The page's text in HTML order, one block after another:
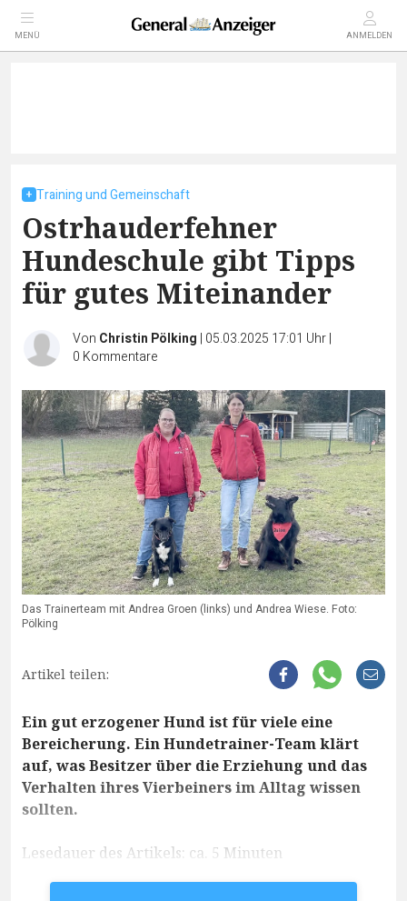
MENÜ ANMELDEN
Training und Gemeinschaft
Ostrhauderfehner
Hundeschule gibt Tipps
für gutes Miteinander
Von Christin Pölking | 05.03.2025 17:01 Uhr|
0 Kommentare
Das Trainerteam mit Andrea Groen (links) und Andrea Wiese. Foto:
Pölking
Artikel teilen:
Ein gut erzogener Hund ist für viele eine
Bereicherung. Ein Hundetrainer-Team klärt
auf, was Besitzer über die Erziehung und das
Verhalten ihres Vierbeiners im Alltag wissen
sollten.
Lesedauer des Artikels: ca. 5 Minuten